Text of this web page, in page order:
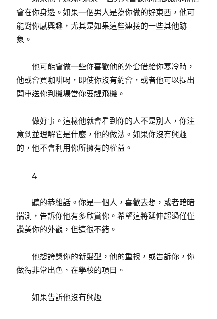
會在你身邊。如果一個男人是為你做的好東西，他可
能對你感興趣，尤其是如果這些連接的一些其他跡
象。
他可能會做一些你喜歡他的外套借給你寒冷時，
他或會買咖啡喝，即使你沒有約會，或者他可以提出
開車送你到機場當你要趕飛機。
做好事。這樣他就會看到你的人不是別人，你注
意到並理解它是什麼，他的做法。如果你沒有興趣
的，他不會利用你所擁有的權益。
4
聽的恭維話。你是一個人，喜歡去想，或者暗暗
揣測，告訴你他有多欣賞你。希望這將延伸超過僅僅
讚美你的外觀，但這很不錯。
他想誇獎你的新髮型，他的重視，或告訴你，你
做得非常出色，在學校的項目。
如果告訴他沒有興趣